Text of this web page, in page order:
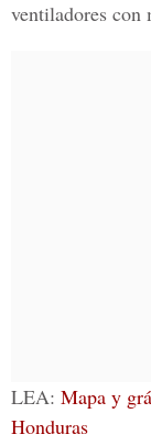
ventiladores con
LEA: Mapa y
Honduras